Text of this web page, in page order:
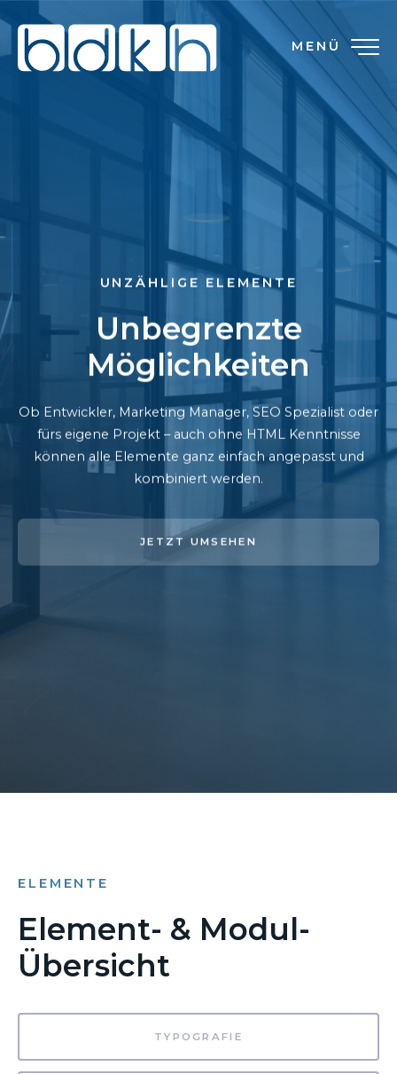
MENÜ
UNZÄHLIGE ELEMENTE
Unbegrenzte
Möglichkeiten
Ob Entwickler, Marketing Manager, SEO Spezialist oder
fürs eigene Projekt – auch ohne HTML Kenntnisse
können alle Elemente ganz einfach angepasst und
kombiniert werden.
JETZT UMSEHEN
ELEMENTE
Element- & Modul-
Übersicht
TYPOGRAFIE